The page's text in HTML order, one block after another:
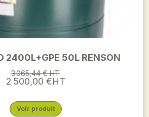
2400L+GPE 50L RENSON
3 065,44 € HT
2 500,00 €HT
Voir produit